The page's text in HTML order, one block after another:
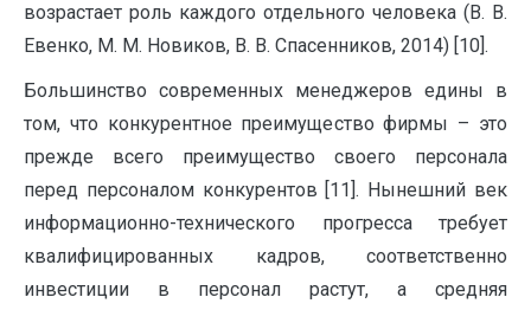
возрастает роль каждого отдельного человека (В. В.
Евенко, М. М. Новиков, В. В. Спасенников, 2014) [10].
Большинство современных менеджеров едины в
том, что конкурентное преимущество фирмы – это
прежде всего преимущество своего персонала
перед персоналом конкурентов [11]. Нынешний век
информационно-технического прогресса требует
квалифицированных кадров, соответственно
инвестиции в персонал растут, а средняя